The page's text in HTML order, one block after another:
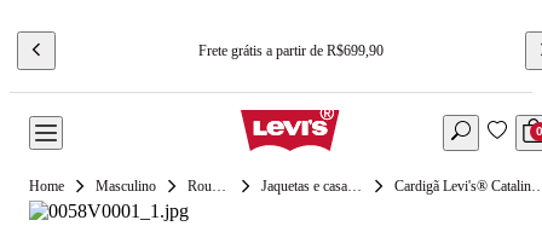
Frete grátis a partir de R$699,90
0
Masculino Roupas Jaquetas e casacos Cardigã Levi's®